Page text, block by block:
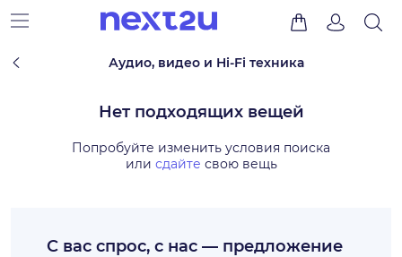
Аудио, видео и Hi-Fi техника
Нет подходящих вещей
Попробуйте изменить условия поиска
или сдайте свою вещь
С вас спрос, с нас — предложение